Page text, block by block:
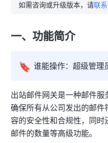
如需咨询或升级版本，请联
一、功能简介
🔖 谁能操作：超级管理
出站邮件网关是一种邮件
确保所有从公司发出的邮
容的安全性和合规性，同
邮件的数量等高级功能。